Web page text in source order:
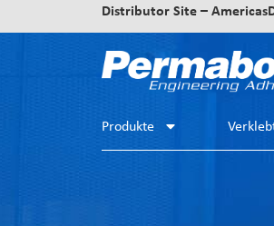
Distributor Site – Americas
Produkte